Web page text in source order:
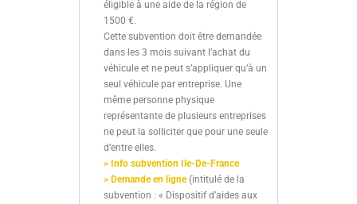
éligible à une aide de la région de
1500 €.
Cette subvention doit être demandée
dans les 3 mois suivant l’achat du
véhicule et ne peut s’appliquer qu’à un
seul véhicule par entreprise. Une
même personne physique
représentante de plusieurs entreprises
ne peut la solliciter que pour une seule
d’entre elles.
> Info subvention Ile-De-France
> Demande en ligne(intitulé de la
subvention : « Dispositif d’aides aux